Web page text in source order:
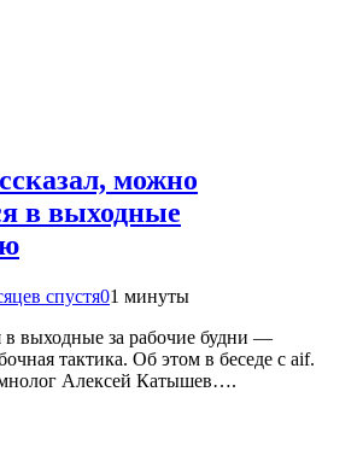
можно
в выходные
спустя01 минуты
в выходные за рабочие будни —
тактика. Об этом в беседе с aif.
Алексей Катышев….